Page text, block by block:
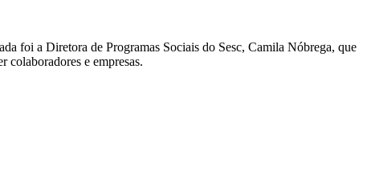
foi a Diretora de Programas Sociais do Sesc, Camila Nóbrega, que
colaboradores e empresas.